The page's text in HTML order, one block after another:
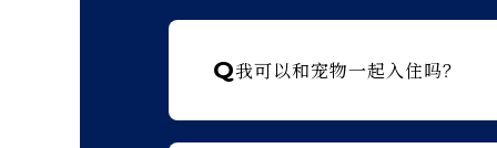
Q我可以和宠物一起入住吗？